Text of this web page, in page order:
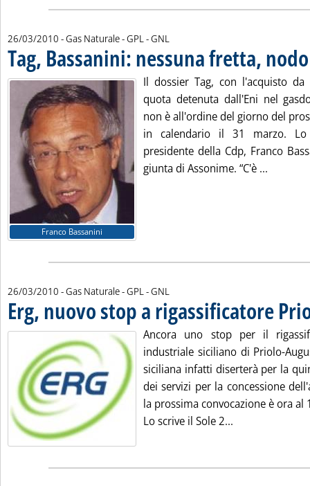
26/03/2010 - Gas Naturale - GPL - GNL
Tag, Bassanini: nessuna fretta,
Franco Bassanini
Il dossier Tag, con l'acquisto
quota detenuta dall'Eni nel
non è all'ordine del giorno del
in calendario il 31 marzo.
presidente della Cdp, Franco
giunta di Assonime. “C'è ...
26/03/2010 - Gas Naturale - GPL - GNL
Erg, nuovo stop a rigassificatore
Ancora uno stop per il
industriale siciliano di Priolo-
siciliana infatti diserterà per la
dei servizi per la concessione
la prossima convocazione è ora al
Lo scrive il Sole 2...